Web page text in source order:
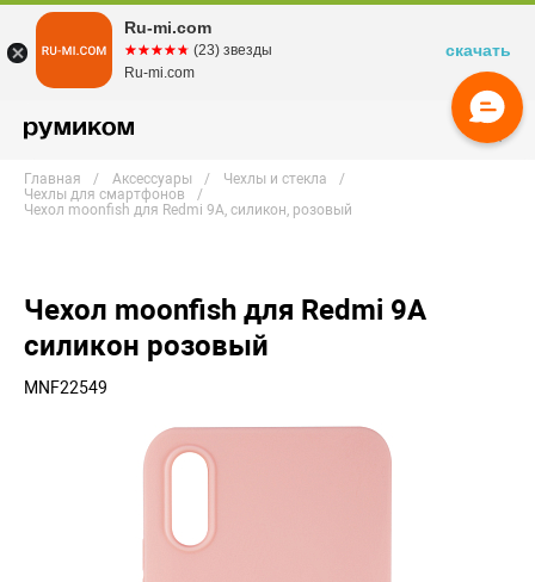
Главная Аксессуары
Чехлы и стекла
Чехлы для смартфонов
Чехол moonfish для Redmi 9A, силикон, розовый
Чехол moonfish для Redmi 9A
силикон розовый
MNF22549
Ru-mi.com
☆☆☆☆☆
★★★★★ (23) звезды
Ru-mi.com
скачать